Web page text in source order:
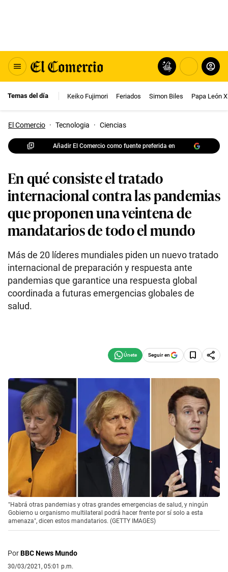
Temas del día Keiko Fujimori Feriados Simon Biles Papa León
El Comercio · Tecnologia · Ciencias
Añadir El Comercio como fuente preferida en
En qué consiste el tratado
internacional contra las pandemias
que proponen una veintena de
mandatarios de todo el mundo
Más de 20 líderes mundiales piden un nuevo tratado
internacional de preparación y respuesta ante
pandemias que garantice una respuesta global
coordinada a futuras emergencias globales de
salud.
Seguir en
"Habrá otras pandemias y otras grandes emergencias de salud, y ningún
Gobierno u organismo multilateral podrá hacer frente por sí solo a esta
amenaza", dicen estos mandatarios. (GETTY IMAGES)
PorBBC News Mundo
30/03/2021, 05:01 p.m.